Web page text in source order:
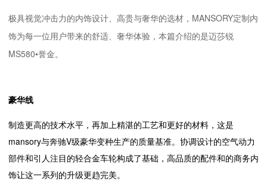
极具视觉冲击力的内饰设计、高贵与奢华的选材，MANSORY定制内
饰为每一位用户带来的舒适、奢华体验，本篇介绍的是迈莎锐
MS580•誉金。
豪华线
制造更高的技术水平，再加上精湛的工艺和更好的材料，这是
mansory与奔驰V级豪华变种生产的质量基准。协调设计的空气动力
部件和引人注目的轻合金车轮构成了基础，高品质的配件和的商务内
饰让这一系列的升级更趋完美。